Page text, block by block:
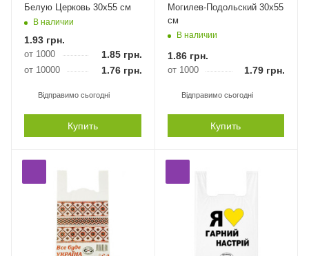
Белую Церковь 30х55 см
В наличии
1.93 грн.
от 1000 1.85грн.
от 10000 1.76грн.
Відправимо сьогодні
Купить
Могилев-Подольский 30х55
см
В наличии
1.86грн.
от 1000 1.79 грн.
Відправимо сьогодні
Купить